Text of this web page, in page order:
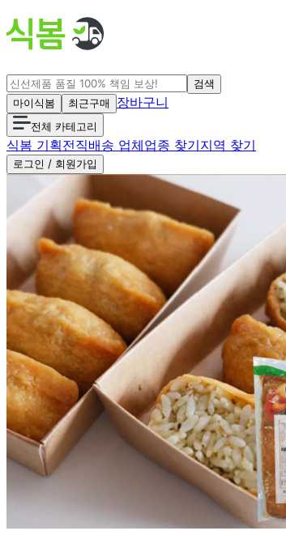
검색
마이식봄
최근구매 장바구니
전체 카테고리
식봄 기획전직배송 업체업종 찾기지역 찾기
로그인 / 회원가입